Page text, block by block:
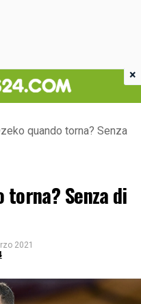
quando torna? Senza
torna? Senza di
2021
×